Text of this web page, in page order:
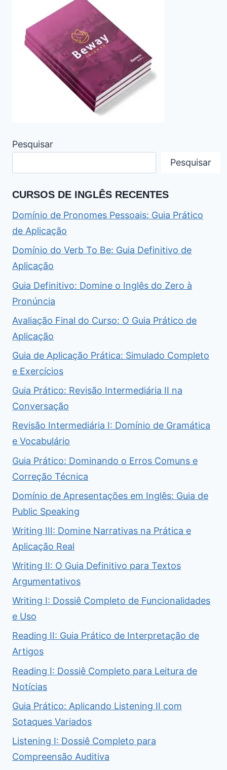
Pesquisar
Pesquisar
CURSOS DE INGLÊS RECENTES
Domínio de Pronomes Pessoais: Guia Prático
de Aplicação
Domínio do Verb To Be: Guia Definitivo de
Aplicação
Guia Definitivo: Domine o Inglês do Zero à
Pronúncia
Avaliação Final do Curso: O Guia Prático de
Aplicação
Guia de Aplicação Prática: Simulado Completo
e Exercícios
Guia Prático: Revisão Intermediária II na
Conversação
Revisão Intermediária I: Domínio de Gramática
e Vocabulário
Guia Prático: Dominando o Erros Comuns e
Correção Técnica
Domínio de Apresentações em Inglês: Guia de
Public Speaking
Writing III: Domine Narrativas na Prática e
Aplicação Real
Writing II: O Guia Definitivo para Textos
Argumentativos
Writing I: Dossiê Completo de Funcionalidades
e Uso
Reading II: Guia Prático de Interpretação de
Artigos
Reading I: Dossiê Completo para Leitura de
Notícias
Guia Prático: Aplicando Listening II com
Sotaques Variados
Listening I: Dossiê Completo para
Compreensão Auditiva